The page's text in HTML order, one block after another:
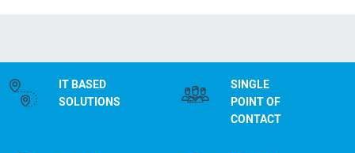
IT BASED
SOLUTIONS
SINGLE
POINT OF
CONTACT